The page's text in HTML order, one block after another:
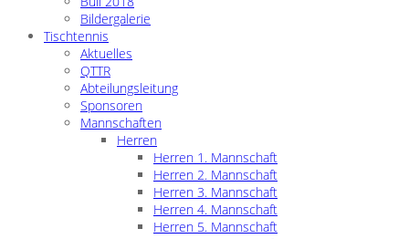
Bildergalerie
Tischtennis
Aktuelles
QTTR
Abteilungsleitung
Sponsoren
Mannschaften
Herren
Herren 1. Mannschaft
Herren 2. Mannschaft
Herren 3. Mannschaft
Herren 4. Mannschaft
Herren 5. Mannschaft